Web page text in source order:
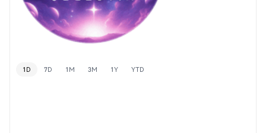
1D 7D 1M 3M 1Y YTD